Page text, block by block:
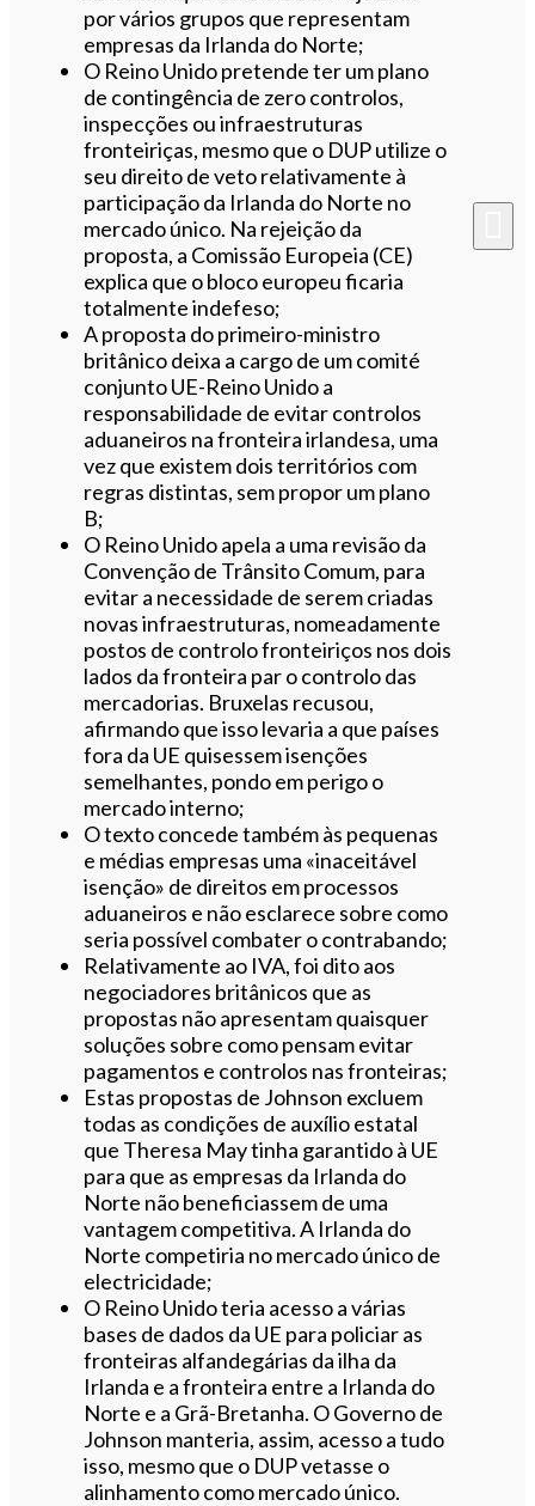
por vários grupos que representam
empresas da Irlanda do Norte;
O Reino Unido pretende ter um plano
de contingência de zero controlos,
inspecções ou infraestruturas
fronteiriças, mesmo que o DUP utilize o
seu direito de veto relativamente à
participação da Irlanda do Norte no
mercado único. Na rejeição da
proposta, a Comissão Europeia (CE)
explica que o bloco europeu ficaria
totalmente indefeso;
A proposta do primeiro-ministro
britânico deixa a cargo de um comité
conjunto UE-Reino Unido a
responsabilidade de evitar controlos
aduaneiros na fronteira irlandesa, uma
vez que existem dois territórios com
regras distintas, sem propor um plano
B;
O Reino Unido apela a uma revisão da
Convenção de Trânsito Comum, para
evitar a necessidade de serem criadas
novas infraestruturas, nomeadamente
postos de controlo fronteiriços nos dois
lados da fronteira par o controlo das
mercadorias. Bruxelas recusou,
afirmando que isso levaria a que países
fora da UE quisessem isenções
semelhantes, pondo em perigo o
mercado interno;
O texto concede também às pequenas
e médias empresas uma «inaceitável
isenção» de direitos em processos
aduaneiros e não esclarece sobre como
seria possível combater o contrabando;
Relativamente ao IVA, foi dito aos
negociadores britânicos que as
propostas não apresentam quaisquer
soluções sobre como pensam evitar
pagamentos e controlos nas fronteiras;
Estas propostas de Johnson excluem
todas as condições de auxílio estatal
que Theresa May tinha garantido à UE
para que as empresas da Irlanda do
Norte não beneficiassem de uma
vantagem competitiva. A Irlanda do
Norte competiria no mercado único de
electricidade;
O Reino Unido teria acesso a várias
bases de dados da UE para policiar as
fronteiras alfandegárias da ilha da
Irlanda e a fronteira entre a Irlanda do
Norte e a Grã-Bretanha. O Governo de
Johnson manteria, assim, acesso a tudo
isso, mesmo que o DUP vetasse o
alinhamento como mercado único.